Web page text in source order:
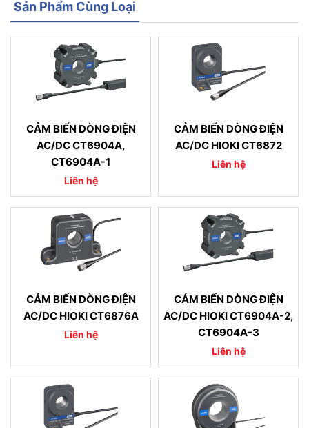
Sản Phẩm Cùng Loại
CẢM BIẾN DÒNG ĐIỆN
AC/DC CT6904A,
CT6904A-1
Liên hệ
CẢM BIẾN DÒNG ĐIỆN
AC/DC HIOKI CT6872
Liên hệ
CẢM BIẾN DÒNG ĐIỆN
AC/DC HIOKI CT6876A
Liên hệ
CẢM BIẾN DÒNG ĐIỆN
AC/DC HIOKI CT6904A-2,
CT6904A-3
Liên hệ